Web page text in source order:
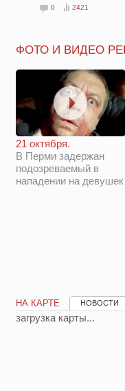
0 2421
ФОТО И ВИДЕО
21 октября.
В Перми задержан
подозреваемый в
нападении на девушек
НА КАРТЕ НОВОСТИ
загрузка карты...